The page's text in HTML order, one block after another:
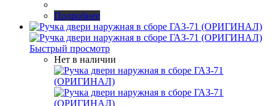
Подробнее
Быстрый просмотр
Нет в наличии